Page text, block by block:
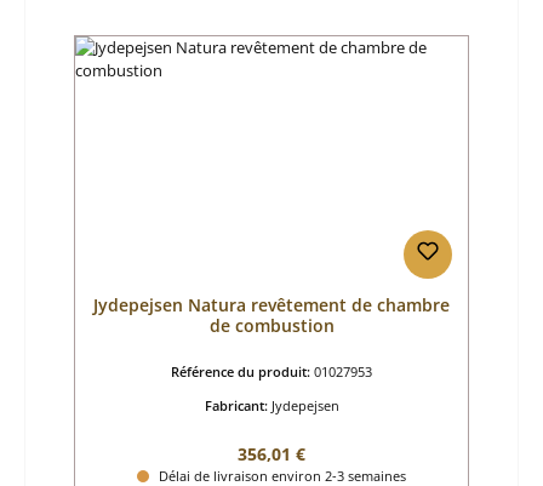
Jydepejsen Natura revêtement de chambre
de combustion
Référence du produit: 01027953
Fabricant: Jydepejsen
Prix régulier :
356,01 €
Délai de livraison environ 2-3 semaines